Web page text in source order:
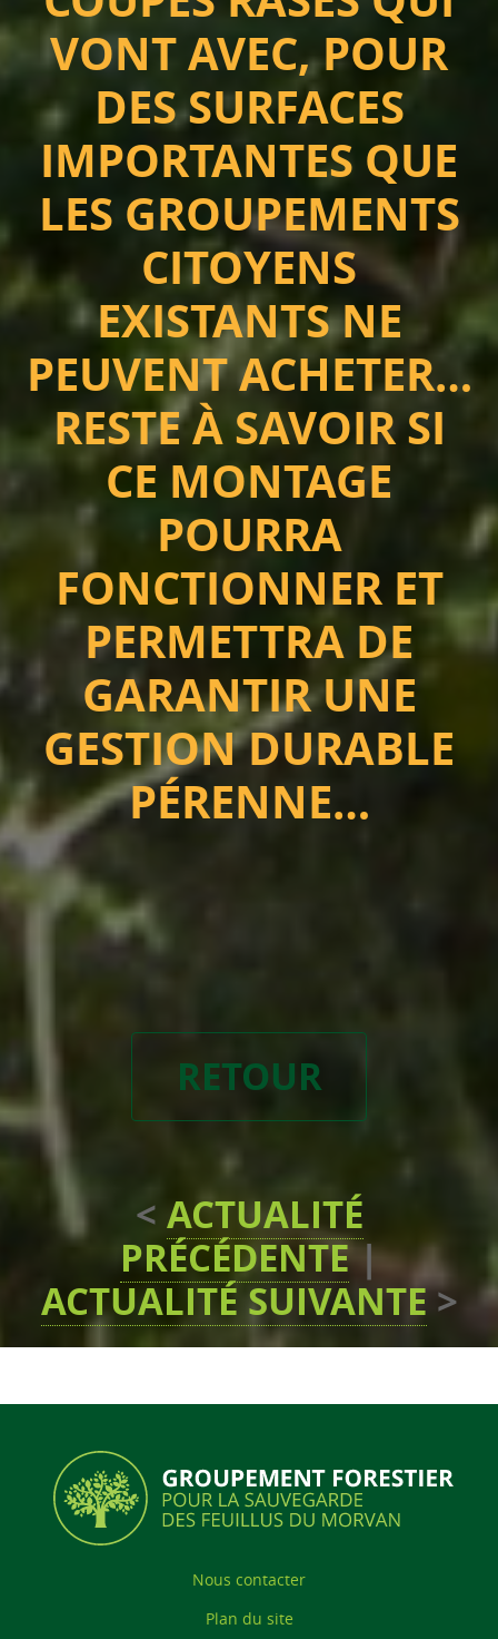
VONT AVEC, POUR
DES SURFACES
IMPORTANTES QUE
LES GROUPEMENTS
CITOYENS
EXISTANTS NE
PEUVENT ACHETER…
RESTE À SAVOIR SI
CE MONTAGE
POURRA
FONCTIONNER ET
PERMETTRA DE
GARANTIR UNE
GESTION DURABLE
PÉRENNE…
RETOUR
< ACTUALITÉ
PRÉCÉDENTE |
ACTUALITÉ SUIVANTE>
Nous contacter
Plan du site